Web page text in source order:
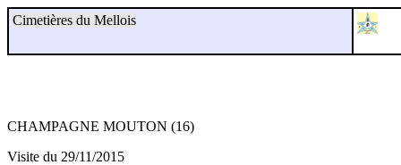
Cimetières du Mellois
CHAMPAGNE MOUTON (16)
Visite du 29/11/2015